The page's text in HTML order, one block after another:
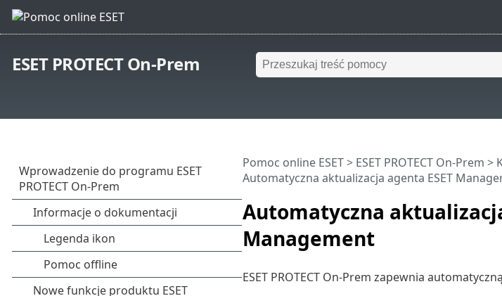
ESET PROTECT On-Prem
Automatyczna
Management
Pomoc online ESET> ESET PROTECT On-Prem >
Automatyczna aktualizacja agenta ESET
ESET PROTECT On-Prem zapewnia